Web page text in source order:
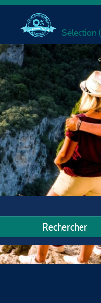
Sélection (
- ClimatiséRechercher